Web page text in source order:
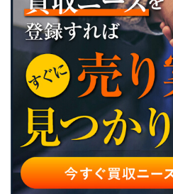
宮城県・仙台市近郊のM&A・
宮城県のM&A・事業承継の事
宮城県・仙台市のM&A・事
宮城県・仙台市のM&A・事業
宮城県・仙台市のM&A・事業